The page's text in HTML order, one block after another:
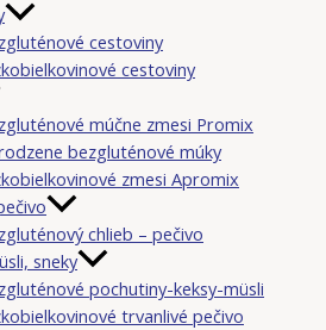
cestoviny
cestoviny
múčne zmesi Promix
bezgluténové múky
zmesi Apromix
chlieb – pečivo
sneky
pochutiny-keksy-müsli
trvanlivé pečivo